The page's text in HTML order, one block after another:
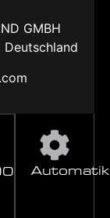
Automatik
GMBH
Deutschland